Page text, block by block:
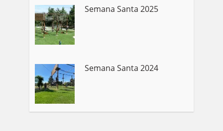
Semana Santa 2025
Semana Santa 2024